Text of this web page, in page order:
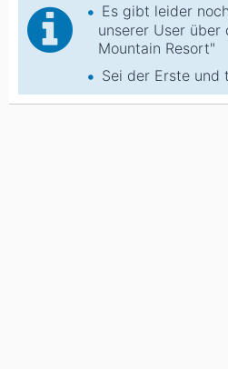
Es gibt leider
unserer User über
Mountain Resort"
Sei der Erste und